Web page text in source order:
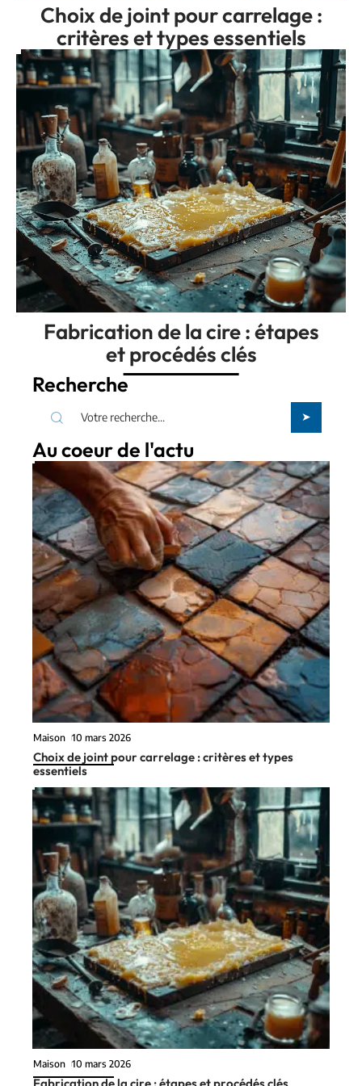
Choix de joint pour carrelage :
critères et types essentiels
Fabrication de la cire : étapes
et procédés clés
Recherche
Au coeur de l'actu
Maison 10 mars 2026
Choix de joint pour carrelage : critères et types
essentiels
Maison 10 mars 2026